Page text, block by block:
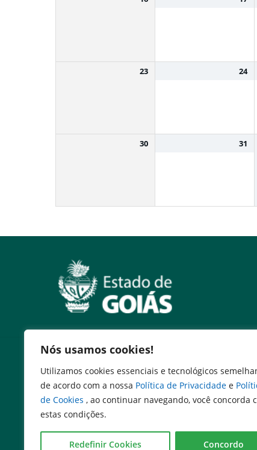
Nós usamos cookies!
Utilizamos cookies essenciais e tecnológicos
de acordo com a nossa Política de Privacidade e
de Cookies , ao continuar navegando, você concorda
estas condições.
Redefinir Cookies Concordo
23 24
30 31
Serviços
Expresso Goiás
Expresso Aplicações
Expresso Servidor
SEI Governadoria
Cadastro de Autoridades